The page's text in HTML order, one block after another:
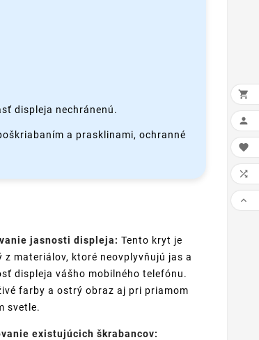
displeja nechránenú.
a prasklinami, ochranné
jasnosti displeja: Tento kryt je
z materiálov, ktoré neovplyvňujú jas a
displeja vášho mobilného telefónu.
farby a ostrý obraz aj pri priamom
svetle.
existujúcich škrabancov:




